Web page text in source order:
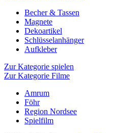
Becher & Tassen
Magnete
Dekoartikel
Schlüsselanhänger
Aufkleber
Zur Kategorie spielen
Zur Kategorie Filme
Amrum
Föhr
Region Nordsee
Spielfilm